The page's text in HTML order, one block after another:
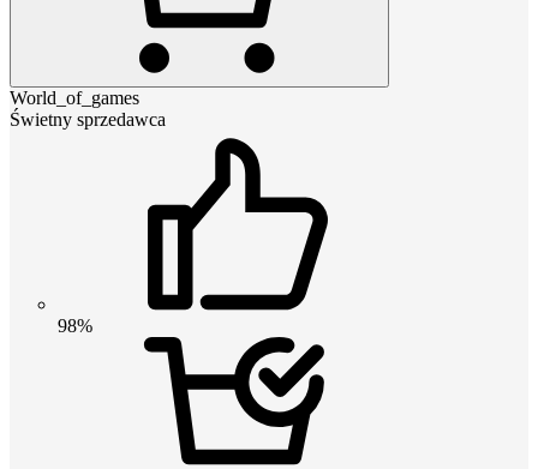
World_of_games
Świetny sprzedawca
98%